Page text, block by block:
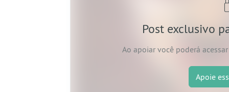
Post exclusivo
Ao apoiar você poderá
Apoie